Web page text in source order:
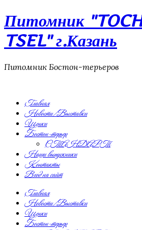
Питомник
TSEL" г.Казань
Питомник Бостон-терьеров
Главная
Новости/Выставки
Щенки
Бостон-терьер
СТАНДАРТ
Наши выпускники
Контакты
Вход на сайт
Главная
Новости/Выставки
Щенки
Бостон-терьер